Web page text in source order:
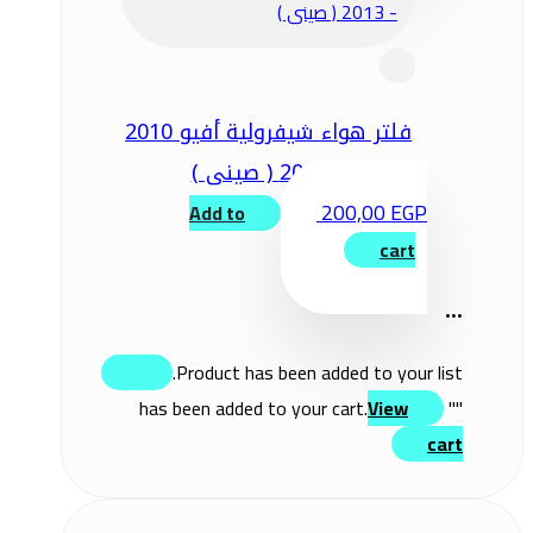
فلتر هواء شيفرولية أفيو 2010
200,00EGP
Add to
cart
...
Product has been added to your list.
"
" has been added to your cart.
View
cart